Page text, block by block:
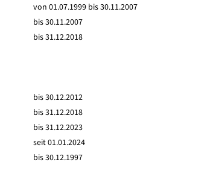
von 01.07.1999 bis 30.11.2007
bis 30.11.2007
bis 31.12.2018
bis 30.12.2012
bis 31.12.2018
bis 31.12.2023
seit 01.01.2024
bis 30.12.1997